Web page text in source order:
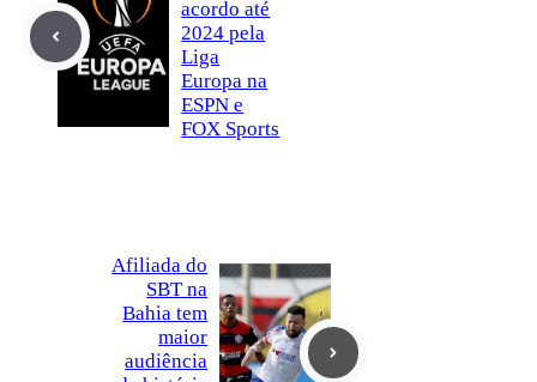
acordo até
2024 pela
Liga
Europa na
ESPN e
FOX Sports
Afiliada do
SBT na
Bahia tem
maior
audiência